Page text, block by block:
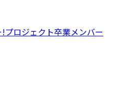
プロジェクト卒業メンバー